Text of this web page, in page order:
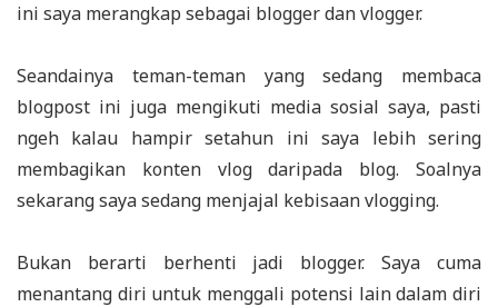
ini saya merangkap sebagai blogger dan vlogger.
Seandainya teman-teman yang sedang membaca
blogpost ini juga mengikuti media sosial saya, pasti
ngeh kalau hampir setahun ini saya lebih sering
membagikan konten vlog daripada blog. Soalnya
sekarang saya sedang menjajal kebisaan vlogging.
Bukan berarti berhenti jadi blogger. Saya cuma
menantang diri untuk menggali potensi lain dalam diri